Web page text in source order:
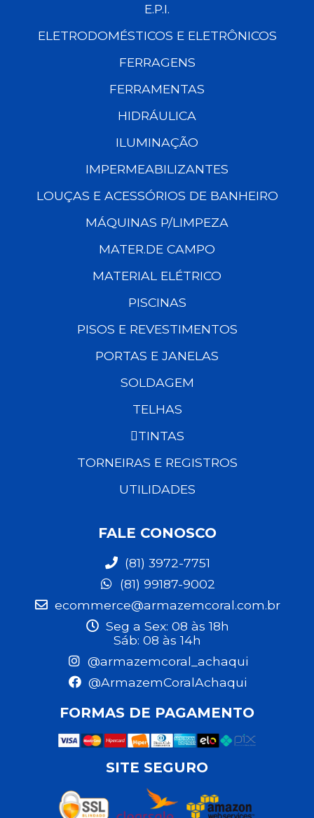
E.P.I.
ELETRODOMÉSTICOS E ELETRÔNICOS
FERRAGENS
FERRAMENTAS
HIDRÁULICA
ILUMINAÇÃO
IMPERMEABILIZANTES
LOUÇAS E ACESSÓRIOS DE BANHEIRO
MÁQUINAS P/LIMPEZA
MATER.DE CAMPO
MATERIAL ELÉTRICO
PISCINAS
PISOS E REVESTIMENTOS
PORTAS E JANELAS
SOLDAGEM
TELHAS
TINTAS
TORNEIRAS E REGISTROS
UTILIDADES
FALE CONOSCO
(81) 3972-7751
(81) 99187-9002
ecommerce@armazemcoral.com.br
Seg a Sex: 08 às 18h
Sáb: 08 às 14h
@armazemcoral_achaqui
@ArmazemCoralAchaqui
FORMAS DE PAGAMENTO
SITE SEGURO